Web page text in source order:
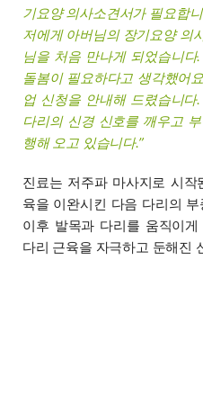
기요양 의사소견서가 필요합
저에게 아버님의 장기요양 의
님을 처음 만나게 되었습니
돌봄이 필요하다고 생각했어
업 신청을 안내해 드렸습니
다리의 신경 신호를 깨우고
행해 오고 있습니다.”
진료는 저주파 마사지로 시
육을 이완시킨 다음 다리의
이후 발목과 다리를 움직이
다리 근육을 자극하고 둔해진